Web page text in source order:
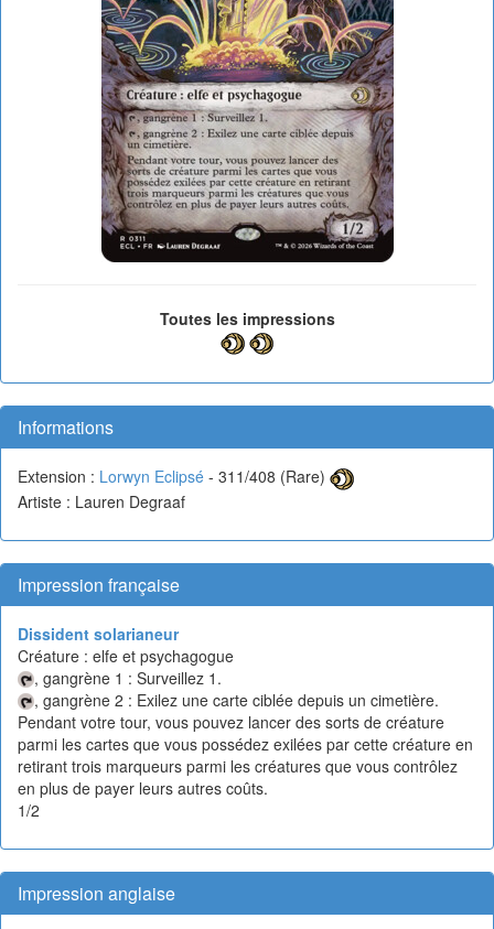
Toutes les impressions
Informations
Extension : Lorwyn Eclipsé - 311/408 (Rare)
Artiste : Lauren Degraaf
Impression française
Dissident solarianeur
Créature : elfe et psychagogue
, gangrène 1 : Surveillez 1.
, gangrène 2 : Exilez une carte ciblée depuis un cimetière.
Pendant votre tour, vous pouvez lancer des sorts de créature
parmi les cartes que vous possédez exilées par cette créature en
retirant trois marqueurs parmi les créatures que vous contrôlez
en plus de payer leurs autres coûts.
1/2
Impression anglaise